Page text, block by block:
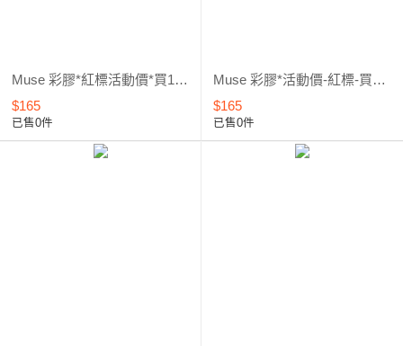
Muse 彩膠*紅標活動價*買1送1 (461~960) 3
$165
已售0件
Muse 彩膠*活動價-紅標-買1送1 (342~460) 2
$165
已售0件